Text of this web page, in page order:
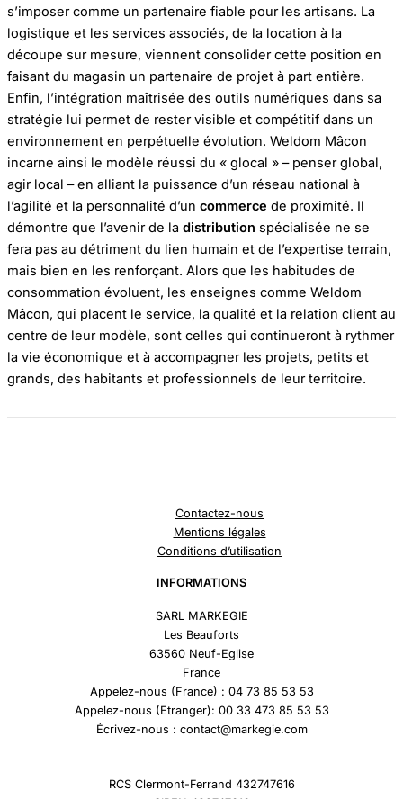
s’imposer comme un partenaire fiable pour les artisans. La
logistique et les services associés, de la location à la
découpe sur mesure, viennent consolider cette position en
faisant du magasin un partenaire de projet à part entière.
Enfin, l’intégration maîtrisée des outils numériques dans sa
stratégie lui permet de rester visible et compétitif dans un
environnement en perpétuelle évolution. Weldom Mâcon
incarne ainsi le modèle réussi du « glocal » – penser global,
agir local – en alliant la puissance d’un réseau national à
l’agilité et la personnalité d’un commerce de proximité. Il
démontre que l’avenir de la distribution spécialisée ne se
fera pas au détriment du lien humain et de l’expertise terrain,
mais bien en les renforçant. Alors que les habitudes de
consommation évoluent, les enseignes comme Weldom
Mâcon, qui placent le service, la qualité et la relation client au
centre de leur modèle, sont celles qui continueront à rythmer
la vie économique et à accompagner les projets, petits et
grands, des habitants et professionnels de leur territoire.
Contactez-nous
Mentions légales
Conditions d’utilisation
INFORMATIONS
SARL MARKEGIE
Les Beauforts
63560 Neuf-Eglise
France
Appelez-nous (France) : 04 73 85 53 53
Appelez-nous (Etranger): 00 33 473 85 53 53
Écrivez-nous : contact@markegie.com
RCS Clermont-Ferrand 432747616